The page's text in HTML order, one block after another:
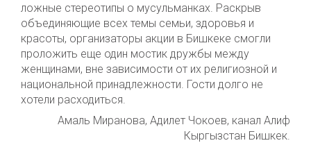
ложные стереотипы о мусульманках. Раскрыв
объединяющие всех темы семьи, здоровья и
красоты, организаторы акции в Бишкеке смогли
проложить еще один мостик дружбы между
женщинами, вне зависимости от их религиозной и
национальной принадлежности. Гости долго не
хотели расходиться.
Амаль Миранова, Адилет Чокоев, канал Алиф
Кыргызстан Бишкек.